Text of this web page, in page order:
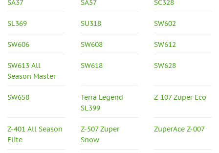
SA37 SA57 SC328
SL369 SU318 SW602
SW606 SW608 SW612
SW613 All
Season Master
SW618 SW628
SW658
Terra Legend
SL399
Z-107 Zuper Eco
Z-401 All Season
Elite
Z-507 Zuper
Snow
ZuperAce Z-007